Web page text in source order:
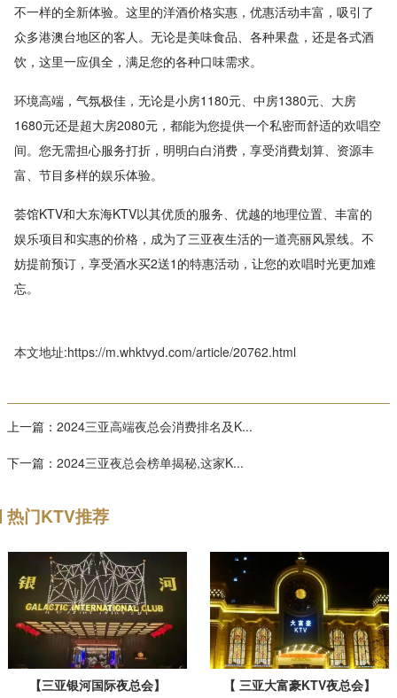
不一样的全新体验。这里的洋酒价格实惠，优惠活动丰富，吸引了
众多港澳台地区的客人。无论是美味食品、各种果盘，还是各式酒
饮，这里一应俱全，满足您的各种口味需求。
环境高端，气氛极佳，无论是小房1180元、中房1380元、大房
1680元还是超大房2080元，都能为您提供一个私密而舒适的欢唱空
间。您无需担心服务打折，明明白白消费，享受消費划算、资源丰
富、节目多样的娱乐体验。
荟馆KTV和大东海KTV以其优质的服务、优越的地理位置、丰富的
娱乐项目和实惠的价格，成为了三亚夜生活的一道亮丽风景线。不
妨提前预订，享受酒水买2送1的特惠活动，让您的欢唱时光更加难
忘。
本文地址:https://m.whktvyd.com/article/20762.html
上一篇： 2024三亚高端夜总会消费排名及K...
下一篇： 2024三亚夜总会榜单揭秘,这家K...
热门KTV推荐
【三亚银河国际夜总会】
【 三亚大富豪KTV夜总会】